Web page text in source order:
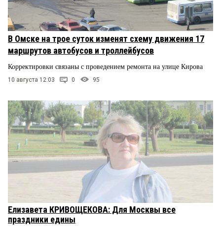
В Омске на трое суток изменят схему движения 17
маршрутов автобусов и троллейбусов
Корректировки связаны с проведением ремонта на улице Кирова
10 августа 12:03 0 95
Елизавета КРИВОЩЕКОВА: Для Москвы все
праздники едины